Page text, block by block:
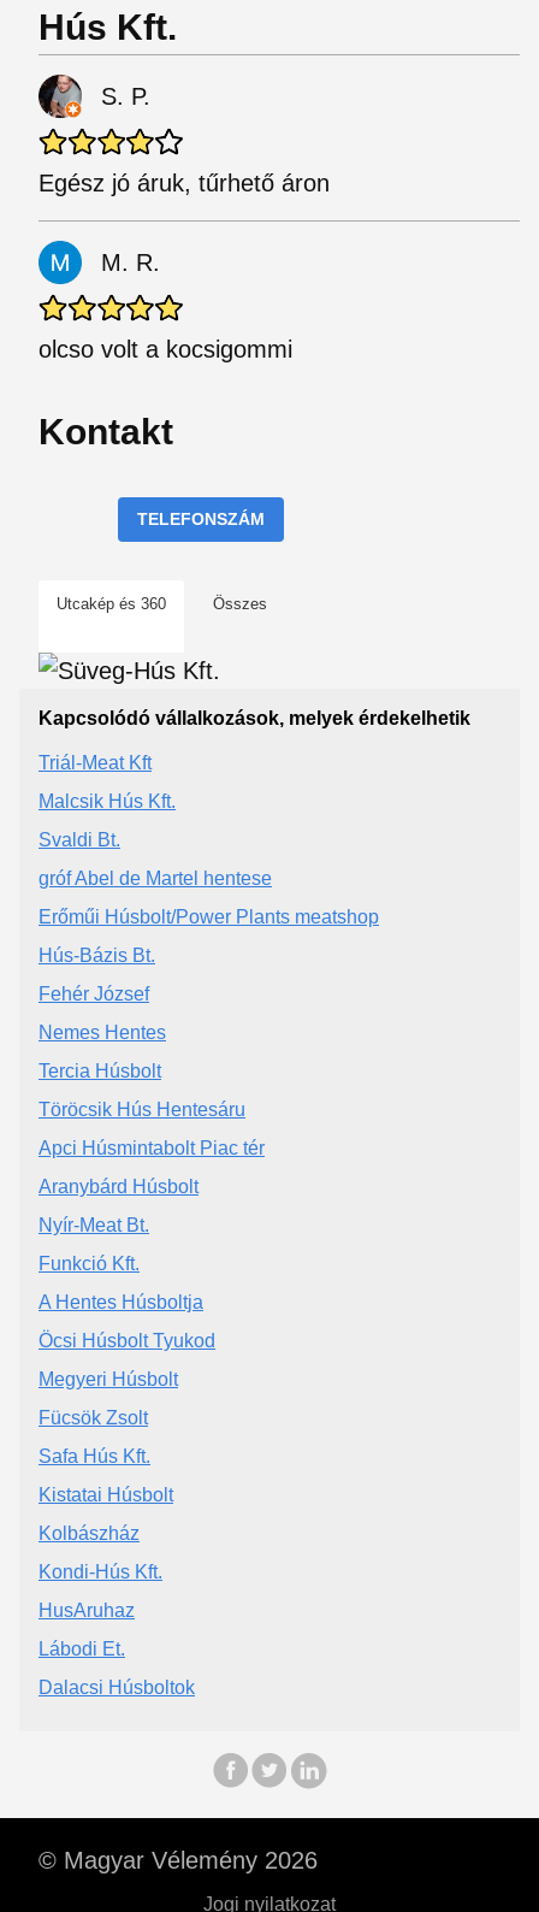
Hús Kft.
S. P.
Egész jó áruk, tűrhető áron
M. R.
olcso volt a kocsigommi
Kontakt
TELEFONSZÁM
Utcakép és 360 Összes
Kapcsolódó vállalkozások, melyek érdekelhetik
Triál-Meat Kft
Malcsik Hús Kft.
Svaldi Bt.
gróf Abel de Martel hentese
Erőműi Húsbolt/Power Plants meatshop
Hús-Bázis Bt.
Fehér József
Nemes Hentes
Tercia Húsbolt
Töröcsik Hús Hentesáru
Apci Húsmintabolt Piac tér
Aranybárd Húsbolt
Nyír-Meat Bt.
Funkció Kft.
A Hentes Húsboltja
Öcsi Húsbolt Tyukod
Megyeri Húsbolt
Fücsök Zsolt
Safa Hús Kft.
Kistatai Húsbolt
Kolbászház
Kondi-Hús Kft.
HusAruhaz
Lábodi Et.
Dalacsi Húsboltok
© Magyar Vélemény 2026
Jogi nyilatkozat